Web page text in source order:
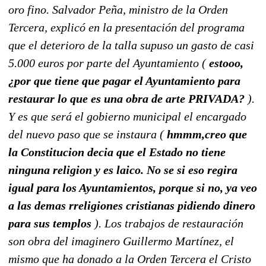
oro fino. Salvador Peña, ministro de la Orden
Tercera, explicó en la presentación del programa
que el deterioro de la talla supuso un gasto de casi
5.000 euros por parte del Ayuntamiento (estooo,
¿por que tiene que pagar el Ayuntamiento para
restaurar lo que es una obra de arte PRIVADA? ).
Y es que será el gobierno municipal el encargado
del nuevo paso que se instaura (hmmm,creo que
la Constitucion decia que el Estado no tiene
ninguna religion y es laico. No se si eso regira
igual para los Ayuntamientos, porque si no, ya veo
a las demas rreligiones cristianas pidiendo dinero
para sus templos ). Los trabajos de restauración
son obra del imaginero Guillermo Martínez, el
mismo que ha donado a la Orden Tercera el Cristo